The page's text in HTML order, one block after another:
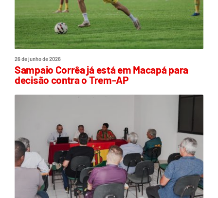
26 de junho de 2026
Sampaio Corrêa já está em Macapá para
decisão contra o Trem-AP